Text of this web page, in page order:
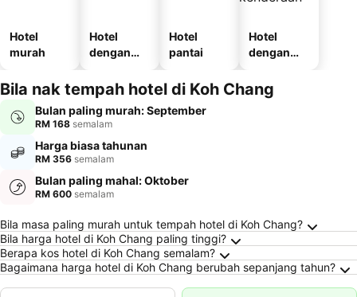
Hotel
murah
Hotel
dengan
Hotel
pantai
Hotel
dengan
letak
kenderaan
Bila nak tempah hotel di Koh Chang
Bulan paling murah: September
RM 168 semalam
Harga biasa tahunan
RM 356 semalam
Bulan paling mahal: Oktober
RM 600 semalam
Soalan Lazim tentang Koh Chang
Bila masa paling murah untuk tempah hotel di Koh Chang?
Bila harga hotel di Koh Chang paling tinggi?
Berapa kos hotel di Koh Chang semalam?
Bagaimana harga hotel di Koh Chang berubah sepanjang tahun?